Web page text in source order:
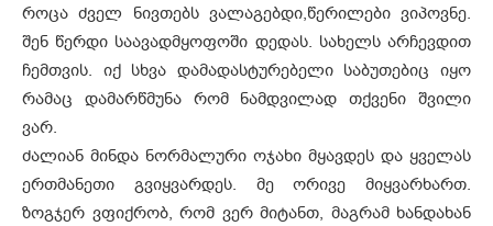
როცა ძველ ნივთებს ვალაგებდი,წერილები ვიპოვნე.
შენ წერდი საავადმყოფოში დედას. სახელს არჩევდით
ჩემთვის. იქ სხვა დამადასტურებელი საბუთებიც იყო
რამაც დამარწმუნა რომ ნამდვილად თქვენი შვილი
ვარ.
ძალიან მინდა ნორმალური ოჯახი მყავდეს და ყველას
ერთმანეთი გვიყვარდეს. მე ორივე მიყვარხართ.
ზოგჯერ ვფიქრობ, რომ ვერ მიტანთ, მაგრამ ხანდახან